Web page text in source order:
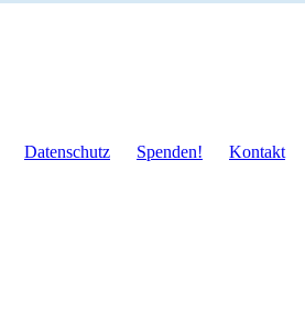
Daten­schutz Spenden! Kontakt